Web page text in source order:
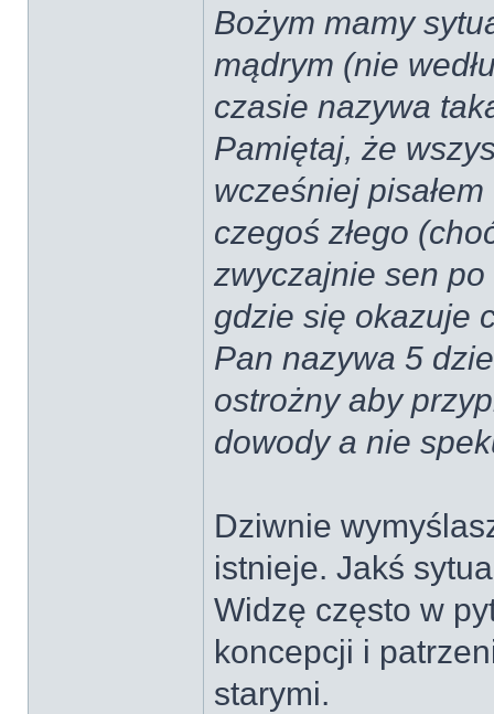
Bożym mamy
mądrym (nie
czasie nazywa
Pamiętaj, że
wcześniej
czegoś złego
zwyczajnie sen
gdzie się okazuje
Pan nazywa 5
ostrożny aby
dowody a nie
Dziwnie
istnieje. Jakś
Widzę często w
koncepcji i
starymi.